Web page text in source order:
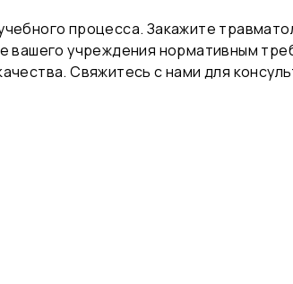
процесса. Закажите
вашего учреждения нормативным
Свяжитесь с нами для